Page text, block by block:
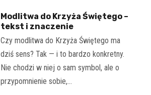
Modlitwa do Krzyża Świętego –
tekst i znaczenie
Czy modlitwa do Krzyża Świętego ma
dziś sens? Tak — i to bardzo konkretny.
Nie chodzi w niej o sam symbol, ale o
przypomnienie sobie,…